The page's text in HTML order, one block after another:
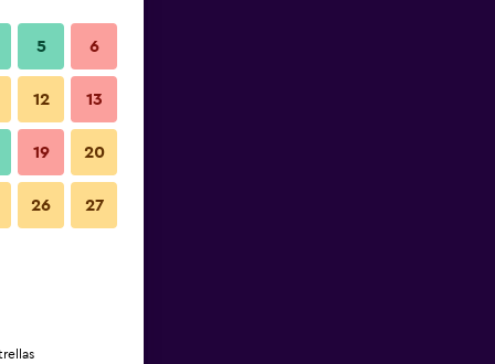
5 6
12 13
19 20
26 27